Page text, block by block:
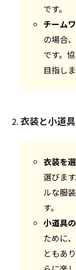
です。
チーム
の場合
です。
目指しま
衣装と小道具
衣装を
選びま
ルな服
す。
小道具
ために
ともあ